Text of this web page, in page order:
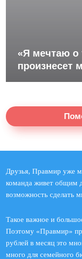
«Я мечтаю о
произнесет
Друзья, Правмир уже
команда живет общим
возможность сделать
Такое важное и
Поэтому «Правмир»
рублей в месяц это
много для семейного